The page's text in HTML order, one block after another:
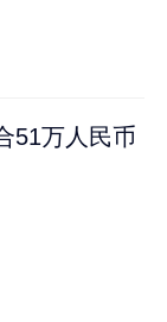
51万人民币